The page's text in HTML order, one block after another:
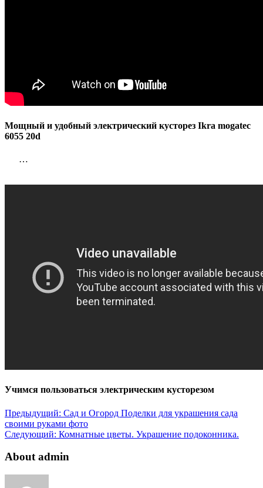
Мощный и удобный электрический кусторез Ikra mogatec
6055 20d
…
Учимся пользоваться электрическим кусторезом
Предыдущий: Сад и Огород Поделки для украшения сада
своими руками фото
Следующий: Комнатные цветы. Украшение подоконника.
About admin